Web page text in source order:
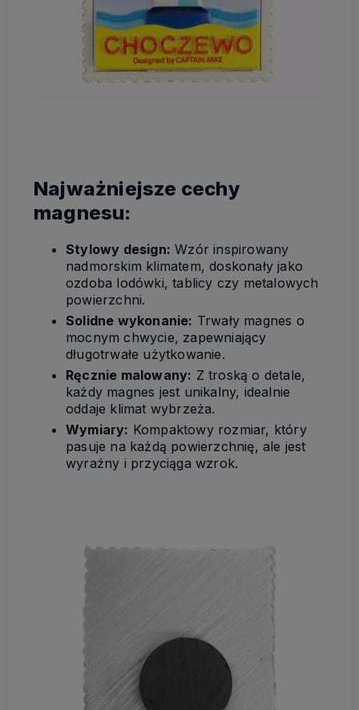
Najważniejsze cechy
magnesu:
Stylowy design: Wzór inspirowany
nadmorskim klimatem, doskonały jako
ozdoba lodówki, tablicy czy metalowych
powierzchni.
Solidne wykonanie: Trwały magnes o
mocnym chwycie, zapewniający
długotrwałe użytkowanie.
Ręcznie malowany: Z troską o detale,
każdy magnes jest unikalny, idealnie
oddaje klimat wybrzeża.
Wymiary: Kompaktowy rozmiar, który
pasuje na każdą powierzchnię, ale jest
wyraźny i przyciąga wzrok.